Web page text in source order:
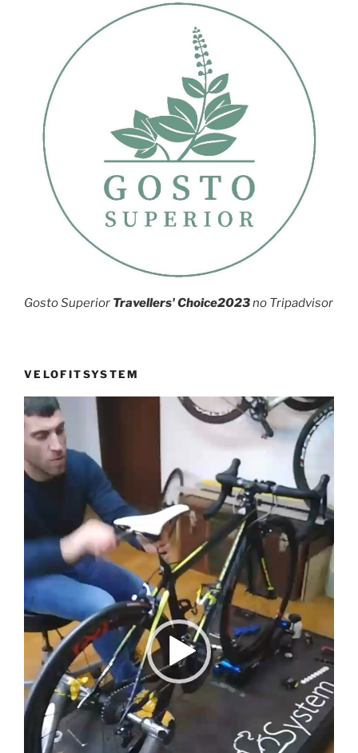
Gosto Superior Travellers' Choice2023no Tripadvisor
VELOFITSYSTEM
Reprodutor
de
vídeo